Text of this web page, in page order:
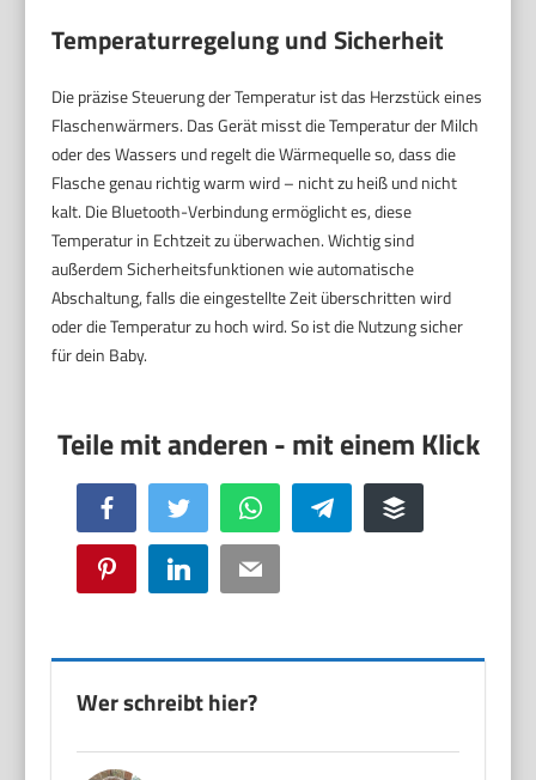
Temperaturregelung und Sicherheit
Die präzise Steuerung der Temperatur ist das Herzstück eines
Flaschenwärmers. Das Gerät misst die Temperatur der Milch
oder des Wassers und regelt die Wärmequelle so, dass die
Flasche genau richtig warm wird – nicht zu heiß und nicht
kalt. Die Bluetooth-Verbindung ermöglicht es, diese
Temperatur in Echtzeit zu überwachen. Wichtig sind
außerdem Sicherheitsfunktionen wie automatische
Abschaltung, falls die eingestellte Zeit überschritten wird
oder die Temperatur zu hoch wird. So ist die Nutzung sicher
für dein Baby.
Facebook Twitter WhatsApp Telegram Buffer
Pinterest LinkedIn Email
Wer schreibt hier?